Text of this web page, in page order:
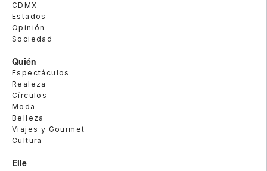
CDMX
Estados
Opinión
Sociedad
Quién
Espectáculos
Realeza
Círculos
Moda
Belleza
Viajes y Gourmet
Cultura
Elle